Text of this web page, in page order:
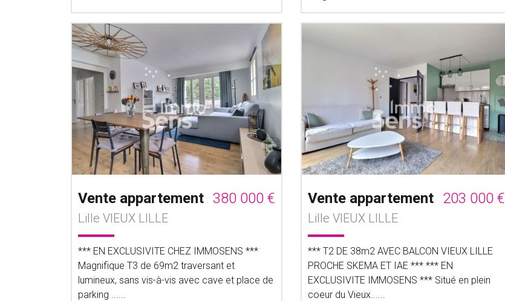
Vente appartement 380 000 €
Lille VIEUX LILLE
*** EN EXCLUSIVITE CHEZ IMMOSENS ***
Magnifique T3 de 69m2 traversant et
lumineux, sans vis-à-vis avec cave et place de
parking ......
Vente appartement 203 000 €
Lille VIEUX LILLE
*** T2 DE 38m2 AVEC BALCON VIEUX LILLE
PROCHE SKEMA ET IAE *** *** EN
EXCLUSIVITE IMMOSENS *** Situé en plein
coeur du Vieux......